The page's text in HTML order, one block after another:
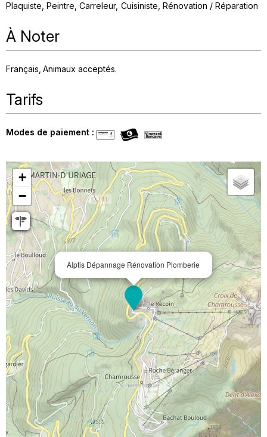
Plaquiste Peintre Carreleur Cuisiniste Rénovation / Réparation
À Noter
Français Animaux acceptés
Tarifs
Modes de paiement :
Alptis Dépannage Rénovation Plomberie
+
−